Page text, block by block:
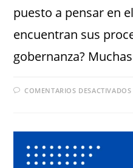
puesto a pensar en
encuentran sus
gobernanza?
COMENTARIOS DESACTIVADOS